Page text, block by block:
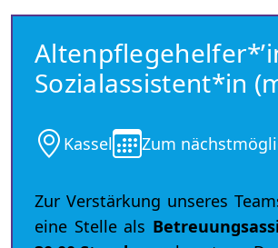
Sozialassistent*in
Kassel Zum
Zur Verstärkung unseres
eine Stelle als